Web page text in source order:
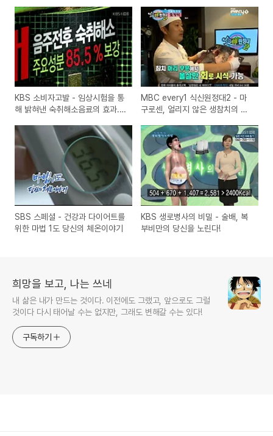
KBS 소비자고발 - 임상시험을 통
해 밝혀낸 숙취해소음료의 효과..
MBC every1 식신원정대2 - 마
구로센, 얼리지 않은 생참치의 맛
SBS 스페셜 - 건강과 다이어트를
위한 마법 1도 당신의 체온이야기
KBS 생로병사의 비밀 - 술배, 복
부비만의 당신을 노린다!
희망을 보고, 나는 쓰네
내 삶은 내가 만드는 것이다. 이전에도 그랬고, 앞으로도 그럴
것이다 다시 태어날 수는 없지만, 그래도 변해갈 수는 있다!
구독하기